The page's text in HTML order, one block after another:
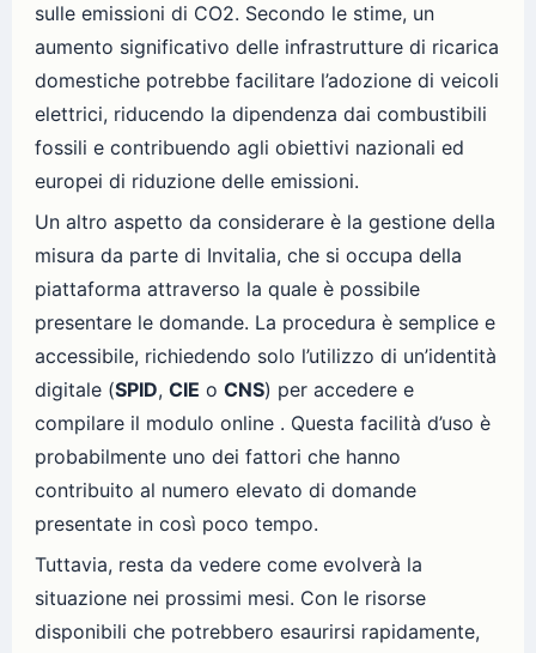
sulle emissioni di CO2. Secondo le stime, un
aumento significativo delle infrastrutture di ricarica
domestiche potrebbe facilitare l’adozione di veicoli
elettrici, riducendo la dipendenza dai combustibili
fossili e contribuendo agli obiettivi nazionali ed
europei di riduzione delle emissioni.
Un altro aspetto da considerare è la gestione della
misura da parte di Invitalia, che si occupa della
piattaforma attraverso la quale è possibile
presentare le domande. La procedura è semplice e
accessibile, richiedendo solo l’utilizzo di un’identità
digitale (SPID, CIE o CNS) per accedere e
compilare il modulo online . Questa facilità d’uso è
probabilmente uno dei fattori che hanno
contribuito al numero elevato di domande
presentate in così poco tempo.
Tuttavia, resta da vedere come evolverà la
situazione nei prossimi mesi. Con le risorse
disponibili che potrebbero esaurirsi rapidamente,